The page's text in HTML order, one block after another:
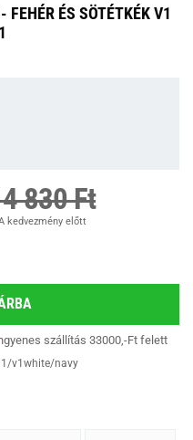
FEHÉR ÉS SÖTÉTKÉK V1
830 Ft
kedvezmény előtt
szállítás 33000,-Ft felett
v1white/navy